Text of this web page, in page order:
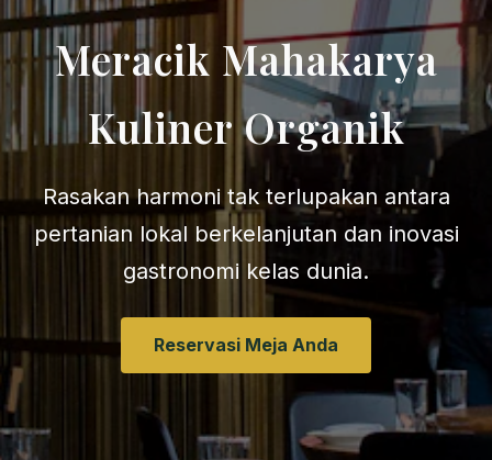
Meracik Mahakarya
Kuliner Organik
Rasakan harmoni tak terlupakan antara
pertanian lokal berkelanjutan dan inovasi
gastronomi kelas dunia.
Reservasi Meja Anda